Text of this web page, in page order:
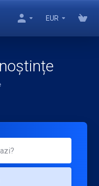
EUR